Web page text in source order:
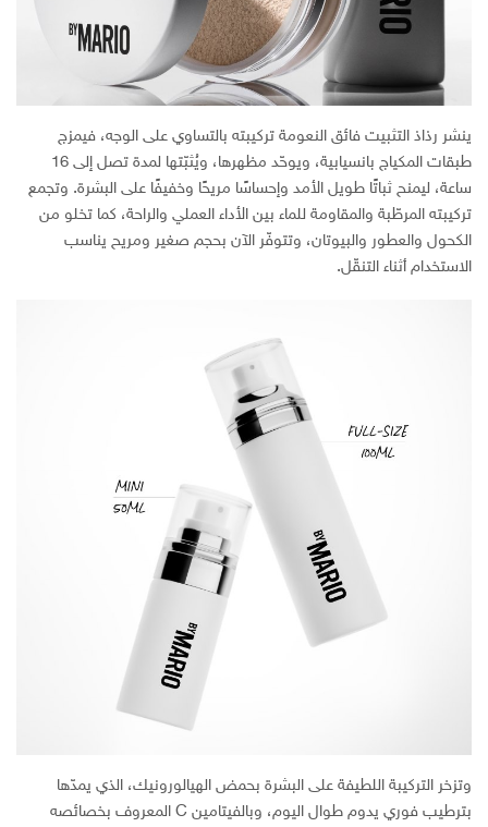
ينشر رذاذ التثبيت فائق النعومة تركيبته بالتساوي على الوجه، فيمزج
طبقات المكياج بانسيابية، ويوحّد مظهرها، ويُثبّتها لمدة تصل إلى 16
ساعة، ليمنح ثباتًا طويل الأمد وإحساسًا مريحًا وخفيفًا على البشرة. وتجمع
تركيبته المرطّبة والمقاومة للماء بين الأداء العملي والراحة، كما تخلو من
الكحول والعطور والبيوتان، وتتوفّر الآن بحجم صغير ومريح يناسب
الاستخدام أثناء التنقّل.
وتزخر التركيبة اللطيفة على البشرة بحمض الهيالورونيك، الذي يمدّها
بترطيب فوري يدوم طوال اليوم، وبالفيتامين C المعروف بخصائصه